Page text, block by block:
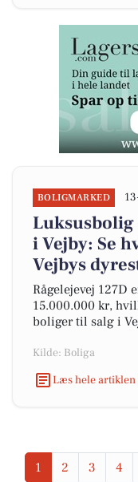
BOLIGMARKED
i Vejby: Se
Vejbys
Rågelejevej 127D
15.000.000 kr,
boliger til salg i
Kilde: Boliga
Læs hele artiklen
1 2 3 4